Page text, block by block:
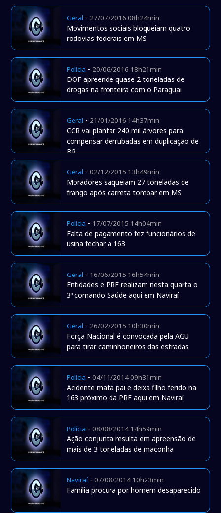
Geral - 27/07/2016 08h24min
Movimentos sociais bloqueiam quatro
rodovias federais em MS
Polícia - 20/06/2016 18h21min
DOF apreende quase 2 toneladas de
drogas na fronteira com o Paraguai
Geral - 21/01/2016 14h37min
CCR vai plantar 240 mil árvores para
compensar derrubadas em duplicação de
BR
Geral -02/12/2015 13h49min
Moradores saqueiam 27 toneladas de
frango após carreta tombar em MS
Polícia - 17/07/2015 14h04min
Falta de pagamento fez funcionários de
usina fechar a 163
Geral - 16/06/2015 16h54min
Entidades e PRF realizam nesta quarta o
3º comando Saúde aqui em Naviraí
Geral - 26/02/2015 10h30min
Força Nacional é convocada pela AGU
para tirar caminhoneiros das estradas
Polícia -04/11/2014 09h31min
Acidente mata pai e deixa filho ferido na
163 próximo da PRF aqui em Naviraí
Polícia -08/08/2014 14h59min
Ação conjunta resulta em apreensão de
mais de 3 toneladas de maconha
Naviraí-07/08/2014 10h23min
Família procura por homem desaparecido